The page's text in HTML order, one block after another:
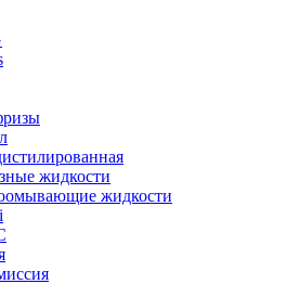
жидкости
жидкости